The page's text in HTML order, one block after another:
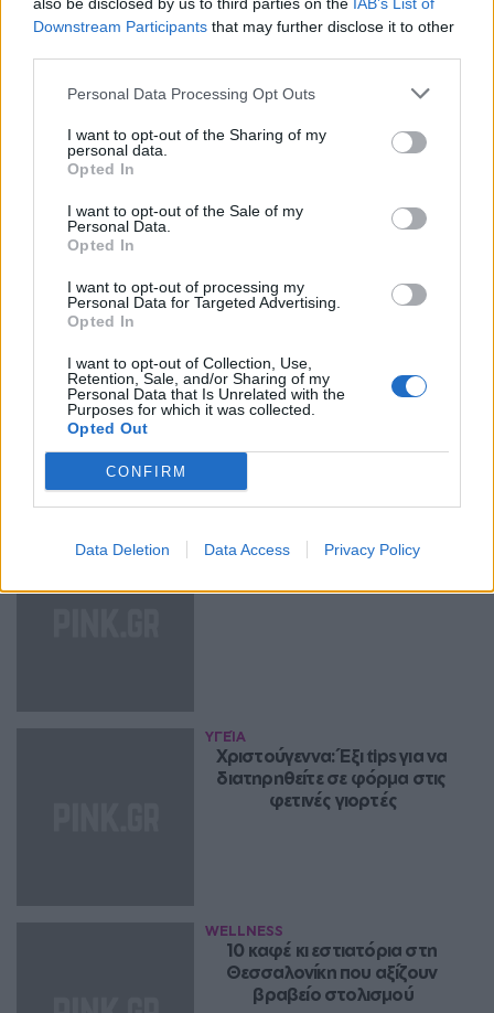
Downstream Participants that may further disclose it to other
Personal Data Processing Opt Outs
I want to opt-out of the Sharing of my
personal data.
Opted In
I want to opt-out of the Sale of my
Personal Data.
Opted In
I want to opt-out of processing my
Personal Data for Targeted Advertising.
Opted In
I want to opt-out of Collection, Use,
Retention, Sale, and/or Sharing of my
Personal Data that Is Unrelated with the
Purposes for which it was collected.
Opted Out
CONFIRM
Data Deletion Data Access Privacy Policy
σπίτια τους, είναι σίγουρο πως
την ταινία του Grinch
Σε αυτά τα σπίτια στην
βρετανική εξοχή θα ζήσεις
όπως στην ταινία Holiday
LOUKIA'S BEAUTYCLICKS
Γιορτινό make up μέσα σε
ΥΓΕΊΑ
Χριστούγεννα: Έξι tips για να
διατηρηθείτε σε φόρμα στις
φετινές γιορτές
WELLNESS
10 καφέ κι εστιατόρια στη
Θεσσαλονίκη που αξίζουν
βραβείο στολισμού